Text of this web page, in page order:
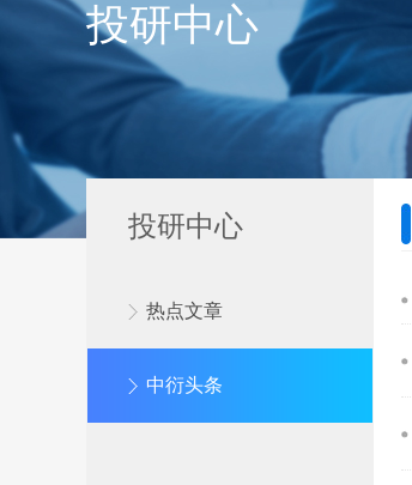
投研中心
投研中心
热点文章
中衍头条